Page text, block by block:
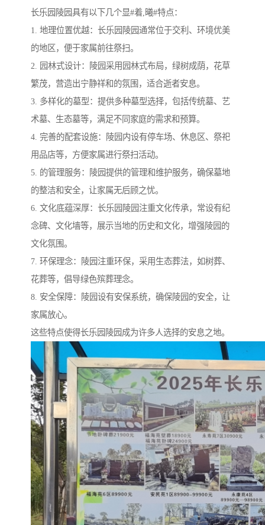
长乐园陵园具有以下几个显#着,曦#特点：
1. 地理位置优越：长乐园陵园通常位于交利、环境优美
的地区，便于家属前往祭扫。
2. 园林式设计：陵园采用园林式布局，绿树成荫，花草
繁茂，营造出宁静祥和的氛围，适合逝者安息。
3. 多样化的墓型：提供多种墓型选择，包括传统墓、艺
术墓、生态墓等，满足不同家庭的需求和预算。
4. 完善的配套设施：陵园内设有停车场、休息区、祭祀
用品店等，方便家属进行祭扫活动。
5. 的管理服务：陵园提供的管理和维护服务，确保墓地
的整洁和安全，让家属无后顾之忧。
6. 文化底蕴深厚：长乐园陵园注重文化传承，常设有纪
念碑、文化墙等，展示当地的历史和文化，增强陵园的
文化氛围。
7. 环保理念：陵园注重环保，采用生态葬法，如树葬、
花葬等，倡导绿色殡葬理念。
8. 安全保障：陵园设有安保系统，确保陵园的安全，让
家属放心。
这些特点使得长乐园陵园成为许多人选择的安息之地。